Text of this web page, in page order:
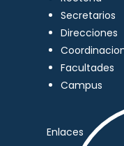
Secretarios
Direcciones
Facultades
Campus
Enlaces